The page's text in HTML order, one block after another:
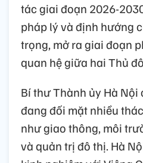
tác giai đoạn 2026-
pháp lý và định hướng
trọng, mở ra giai đoạn
quan hệ giữa hai Thủ
Bí thư Thành ủy Hà Nội
đang đối mặt nhiều
như giao thông, môi
và quản trị đô thị. Hà